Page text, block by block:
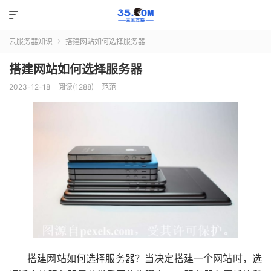

云服务器知识  搭建网站如何选择服务器
搭建网站如何选择服务器
2023-12-18 阅读(1288) 范范
搭建网站如何选择服务器？当决定搭建一个网站时，选